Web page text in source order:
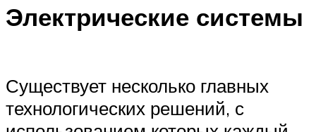
Электрические системы
Существует несколько главных
технологических решений, с